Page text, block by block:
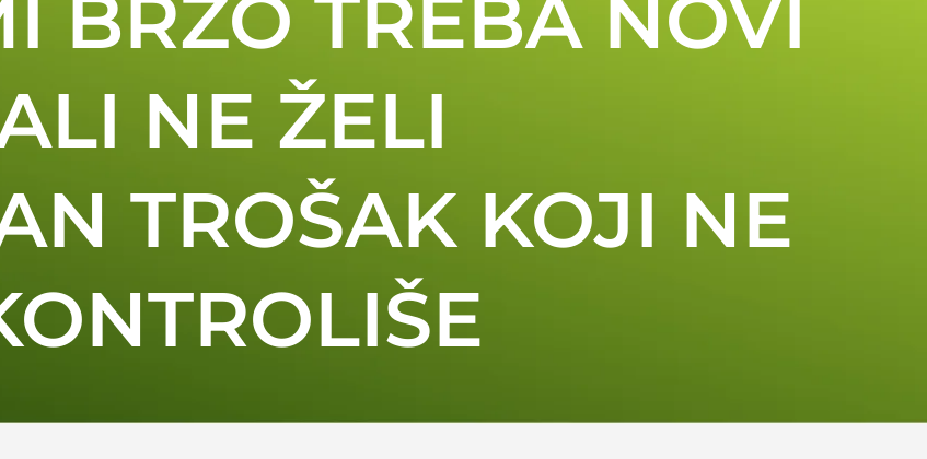
BRZO TREBA NOVI
NE ŽELI
TROŠAK KOJI NE